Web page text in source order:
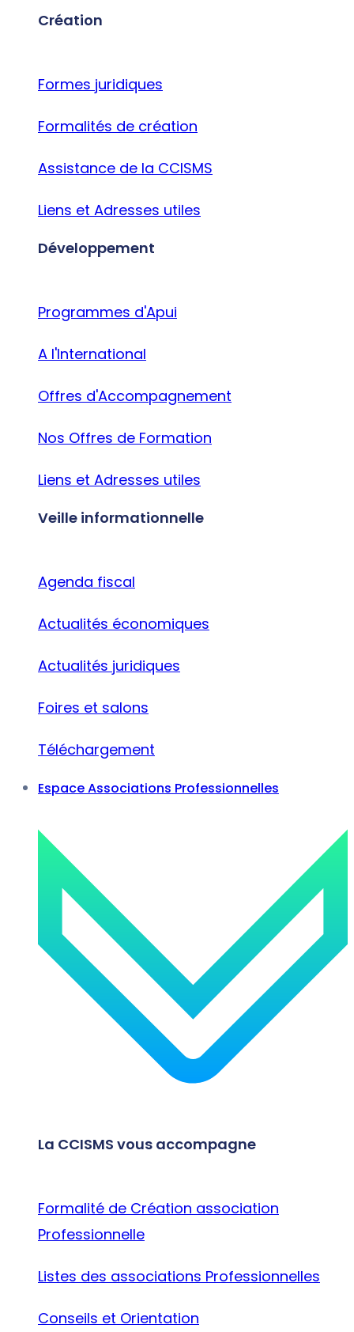
Création
Formes juridiques
Formalités de création
Assistance de la CCISMS
Liens et Adresses utiles
Développement
Programmes d'Apui
A l'International
Offres d'Accompagnement
Nos Offres de Formation
Liens et Adresses utiles
Veille informationnelle
Agenda fiscal
Actualités économiques
Actualités juridiques
Foires et salons
Téléchargement
Espace Associations Professionnelles
La CCISMS vous accompagne
Formalité de Création association
Professionnelle
Listes des associations Professionnelles
Conseils et Orientation